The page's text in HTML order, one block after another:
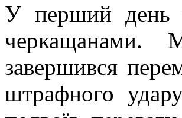
У перший день
черкащанами.
завершився
штрафного